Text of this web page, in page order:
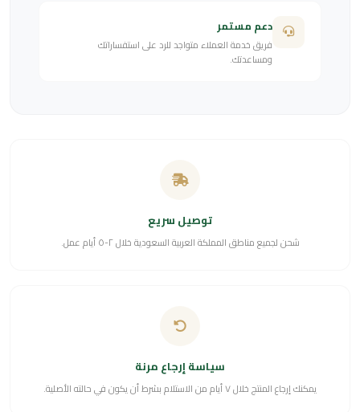
دعم مستمر
فريق خدمة العملاء متواجد للرد على استفساراتك
ومساعدتك.
توصيل سريع
شحن لجميع مناطق المملكة العربية السعودية خلال ٢-٥ أيام عمل.
سياسة إرجاع مرنة
يمكنك إرجاع المنتج خلال ٧ أيام من الاستلام بشرط أن يكون في حالته الأصلية.